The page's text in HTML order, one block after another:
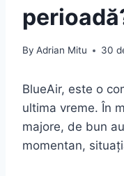
By Adrian Mitu 30
BlueAir, este o
ultima vreme. În
majore, de bun
momentan,